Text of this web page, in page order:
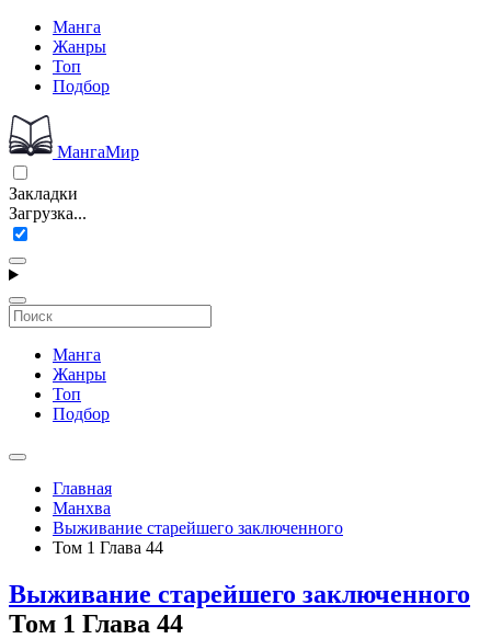
Манга
Жанры
Топ
Подбор
МангаМир
Закладки
Загрузка...
Манга
Жанры
Топ
Подбор
Главная
Манхва
Выживание старейшего заключенного
Том 1 Глава 44
Выживание старейшего заключенного
Том 1 Глава 44